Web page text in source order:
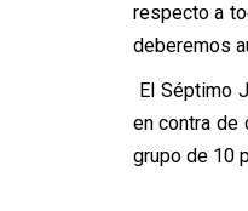
respecto a
deberemos
El Séptimo
en contra de
grupo de 10